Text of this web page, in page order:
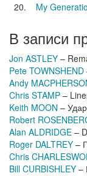
20.
My
В записи
Jon ASTLEY –
Pete TOWNSHEND
Andy
Chris STAMP –
Keith MOON –
Robert
Alan ALDRIDGE –
Roger DALTREY –
Chris
Bill CURBISHLEY –